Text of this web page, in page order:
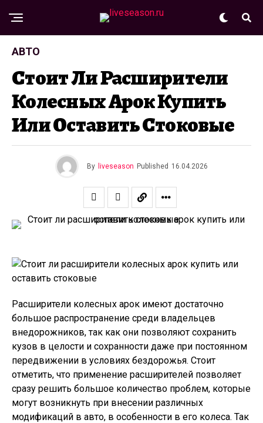
АВТО
Стоит Ли Расширители
Колесных Арок Купить
Или Оставить Стоковые
By liveseason Published 16.04.2026
Расширители колесных арок имеют достаточно
большое распространение среди владельцев
внедорожников, так как они позволяют сохранить
кузов в целости и сохранности даже при постоянном
передвижении в условиях бездорожья. Стоит
отметить, что применение расширителей позволяет
сразу решить большое количество проблем, которые
могут возникнуть при внесении различных
модификаций в авто, в особенности в его колеса. Так